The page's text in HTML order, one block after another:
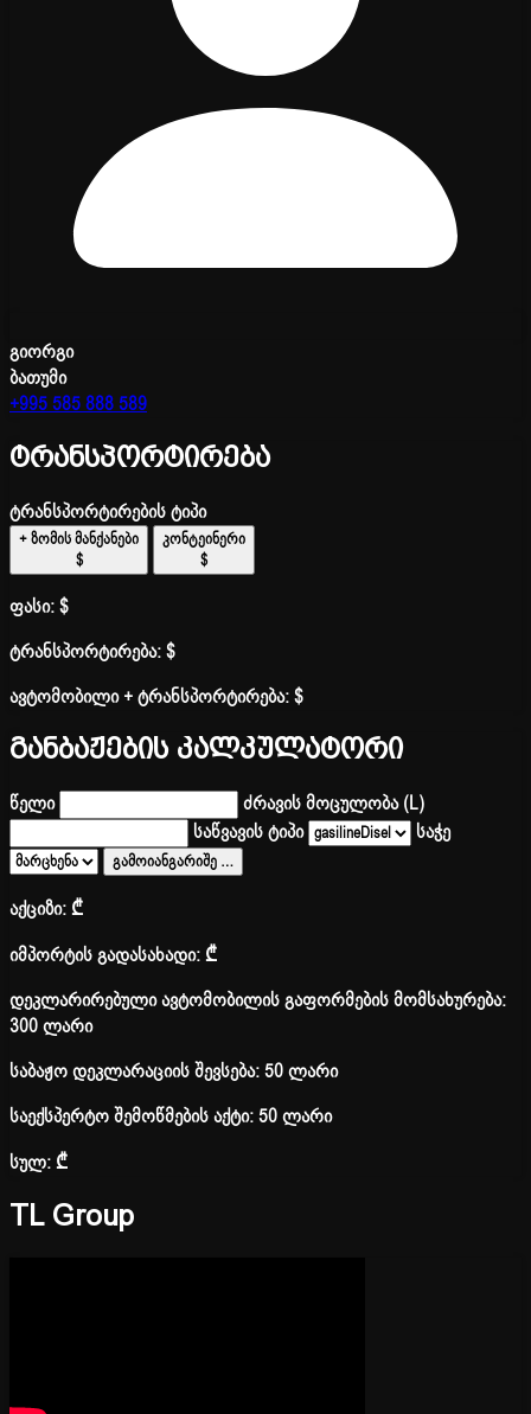
გიორგი
ბათუმი
+995 585 888 589
ტრანსპორტირება
ტრანსპორტირების ტიპი
+ ზომის მანქანები
$
კონტეინერი
$
ფასი:$
ტრანსპორტირება:$
ავტომობილი + ტრანსპორტირება:$
განბაჟების კალკულატორი
წელი
ძრავის მოცულობა (L)
საწვავის ტიპი
საჭე
გამოიანგარიშე …
აქციზი:₾
იმპორტის გადასახადი:₾
დეკლარირებული ავტომობილის გაფორმების მომსახურება:
300 ლარი
საბაჟო დეკლარაციის შევსება: 50 ლარი
საექსპერტო შემოწმების აქტი: 50 ლარი
სულ:₾
TL Group